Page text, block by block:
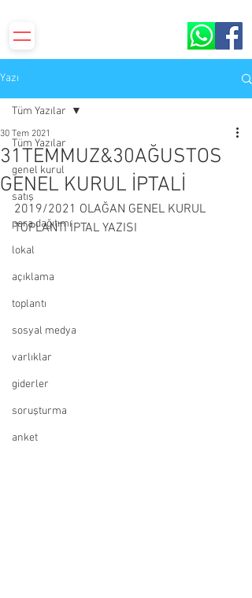
Yazı
Tüm Yazılar
genel kurul
satış
para dağıtımı
lokal
açıklama
toplantı
sosyal medya
varlıklar
giderler
soruşturma
anket
Tüm Yazılar
31TEMMUZ&30AĞUSTOS
GENEL KURUL İPTALİ
30 Tem 2021
2019/2021 OLAĞAN GENEL KURUL
TOPLANTI İPTAL YAZISI